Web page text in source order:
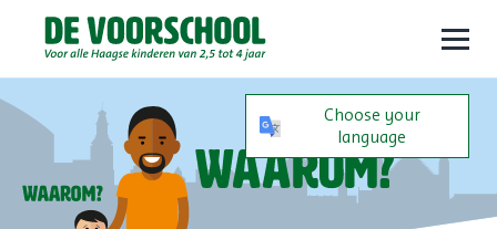
Open
Choose your
language